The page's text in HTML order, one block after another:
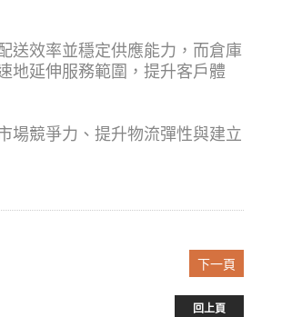
送效率並穩定供應能力，而倉庫
地延伸服務範圍，提升客戶體
場競爭力、提升物流彈性與建立
下一頁
回上頁